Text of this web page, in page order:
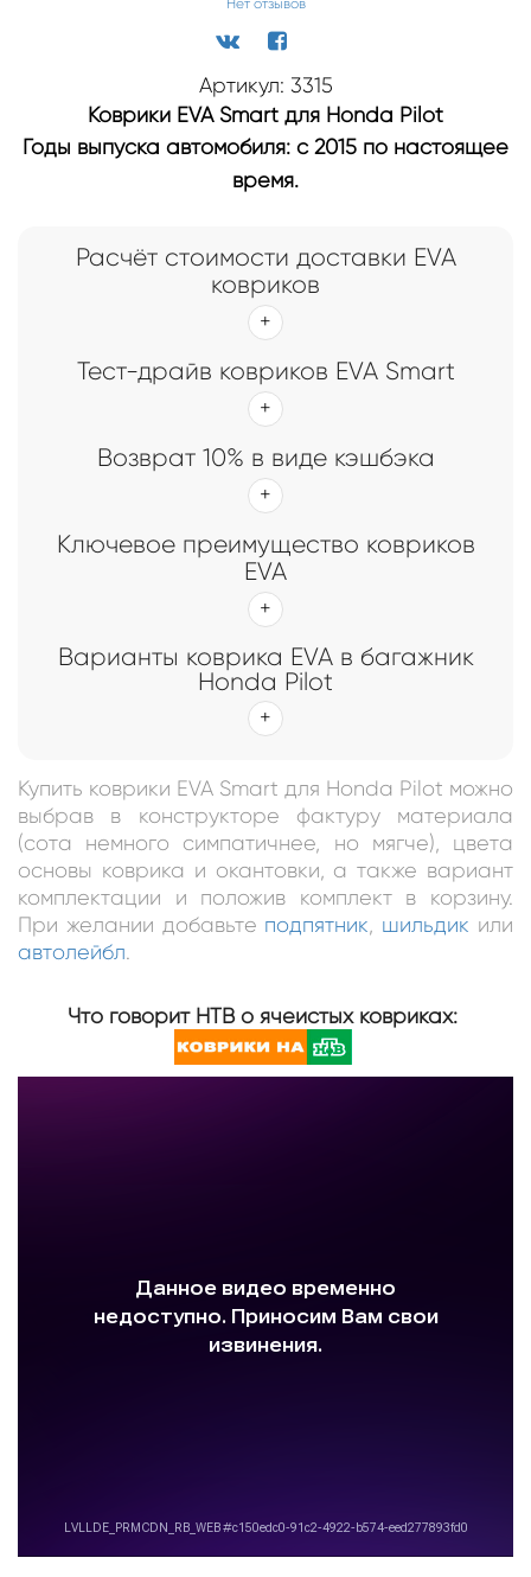
Артикул: 3315
Коврики EVA Smart для Honda Pilot
Годы выпуска автомобиля: с 2015 по настоящее
время.
Расчёт стоимости доставки EVA
ковриков
Тест-драйв ковриков EVA Smart
Возврат 10% в виде кэшбэка
Ключевое преимущество ковриков
EVA
Варианты коврика EVA в багажник
Honda Pilot
Купить коврики EVA Smart для Honda Pilot можно
выбрав в конструкторе фактуру материала
(сота немного симпатичнее, но мягче), цвета
основы коврика и окантовки, а также вариант
комплектации и положив комплект в корзину.
При желании добавьте подпятник шильдик или
автолейбл.
Что говорит НТВ о ячеистых ковриках: